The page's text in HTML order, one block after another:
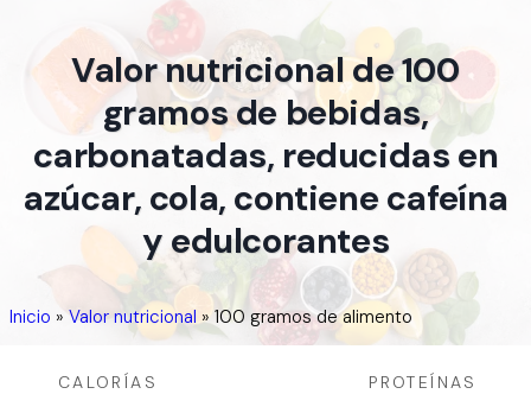
Valor nutricional de 100
gramos de bebidas,
carbonatadas, reducidas en
azúcar, cola, contiene cafeína
y edulcorantes
Inicio » Valor nutricional » 100 gramos de alimento
CALORÍAS PROTEÍNAS